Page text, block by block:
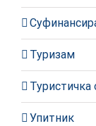
Туризам
Туристичка
Упитник